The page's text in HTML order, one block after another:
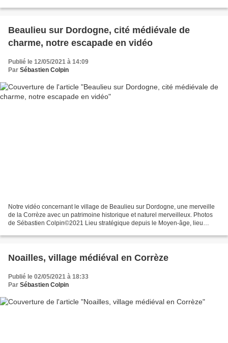
Beaulieu sur Dordogne, cité médiévale de
charme, notre escapade en vidéo
Publié le 12/05/2021 à 14:09
Par Sébastien Colpin
Notre vidéo concernant le village de Beaulieu sur Dordogne, une merveille
de la Corrèze avec un patrimoine historique et naturel merveilleux. Photos
de Sébastien Colpin©2021 Lieu stratégique depuis le Moyen-âge, lieu
Noailles, village médiéval en Corrèze
Publié le 02/05/2021 à 18:33
Par Sébastien Colpin